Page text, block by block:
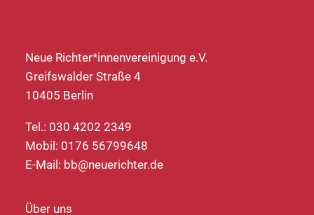
Neue Richter*innenvereinigung e.V.
Greifswalder Straße 4
10405 Berlin
Tel.: 030 4202 2349
Mobil: 0176 56799648
E-Mail: bb@neuerichter.de
Über uns